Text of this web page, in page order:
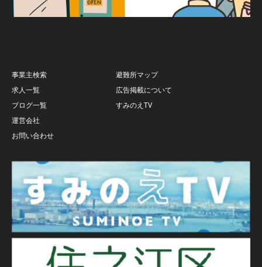
事業主検索
避難所マップ
求人一覧
広告掲載について
ブログ一覧
すみのえTV
運営会社
お問い合わせ